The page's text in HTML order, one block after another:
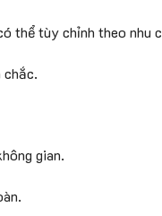
thể tùy chỉnh theo nhu
chắc.
gian.